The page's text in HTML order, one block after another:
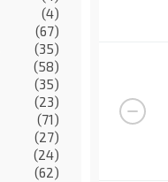
(4)
(67)
(35)
(58)
(35)
(23)
(71)
(27)
(24)
(62)